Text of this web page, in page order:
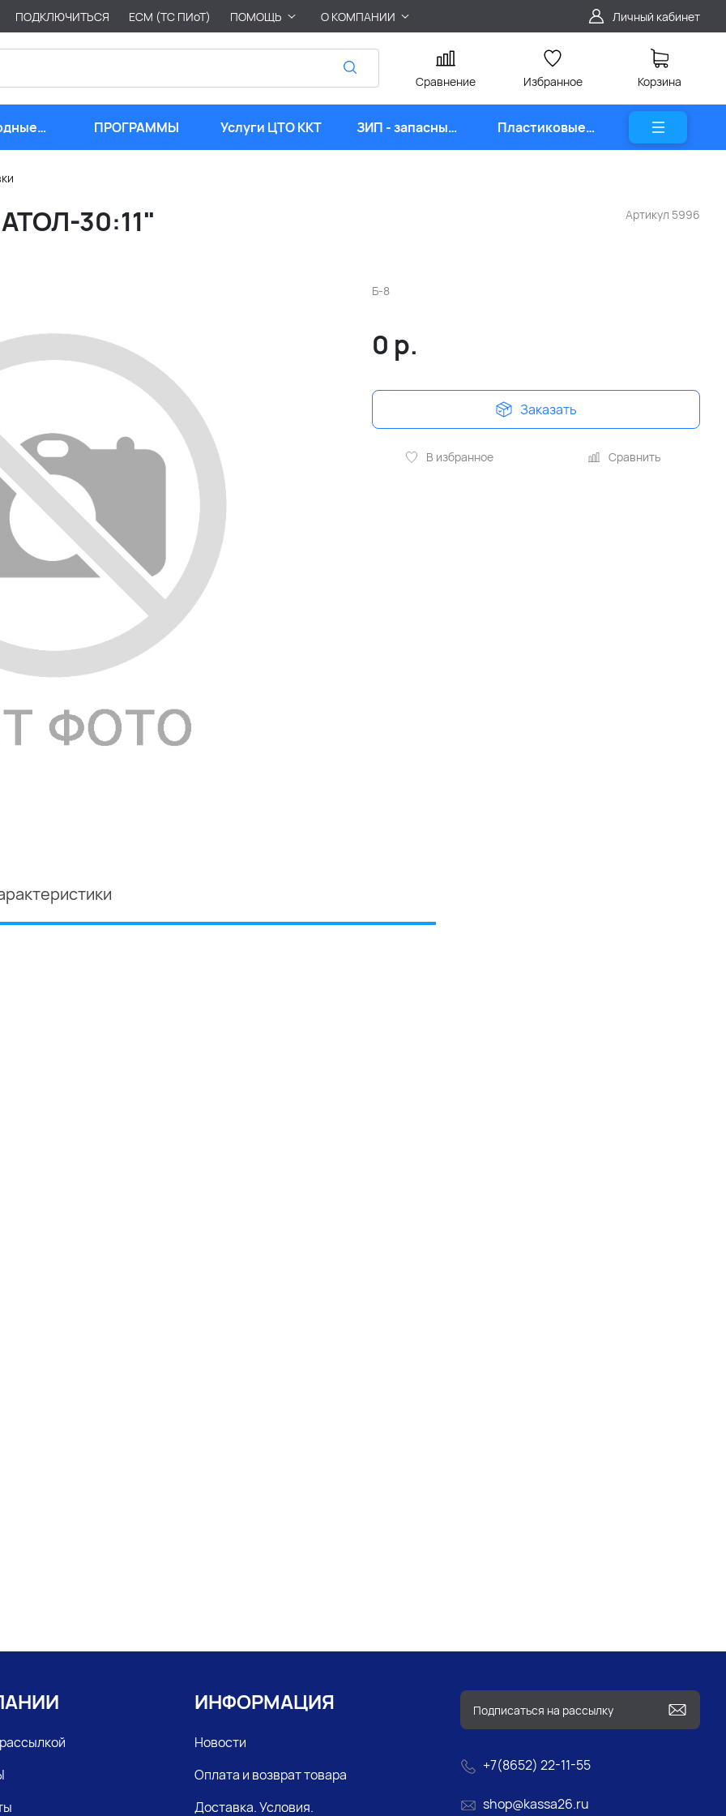
ПОДКЛЮЧИТЬСЯ ЕСМ (ТС ПИоТ) ПОМОЩЬ О КОМПАНИИ Личный кабинет
Сравнение Избранное Корзина
ПРОГРАММЫ Услуги ЦТО ККТ
ЗИП - запасные
части
Пластиковые
карты
Артикул 5996
30:11"
Б-8
0 р.
Заказать
В избранное Сравнить
+7(8652) 22-11-55
shop@kassa26.ru
ИНФОРМАЦИЯ
Новости
Оплата и возврат товара
Доставка. Условия.